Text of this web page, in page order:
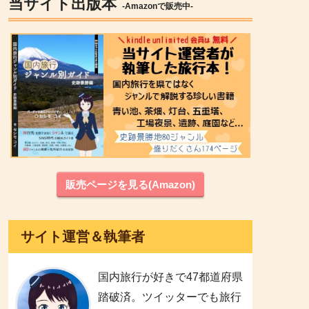
当サイト出版本 -Amazonで販売中-
販売ページを見る(Amazon)
サイト運営＆執筆者
国内旅行が好きで47都道府県
踏破済。ツイッターでも旅行